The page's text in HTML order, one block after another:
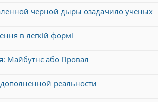
черной дыры озадачило ученых
в легкій формі
Майбутнє або Провал
дополненной реальности